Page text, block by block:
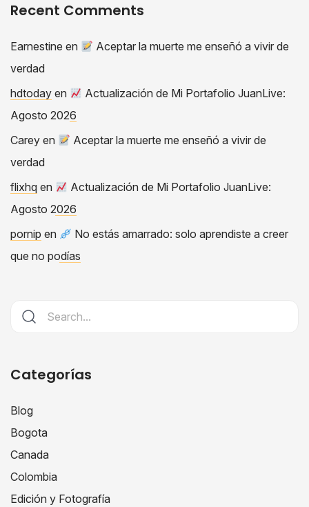
Recent Comments
Earnestine en
Aceptar la muerte me enseñó a vivir de
verdad
hdtoday en
Actualización de Mi Portafolio JuanLive:
Agosto 2026
Carey en
Aceptar la muerte me enseñó a vivir de
verdad
flixhq en
Actualización de Mi Portafolio JuanLive:
Agosto 2026
pornip en
No estás amarrado: solo aprendiste a creer
que no podías
Categorías
Blog
Bogota
Canada
Colombia
Edición y Fotografía